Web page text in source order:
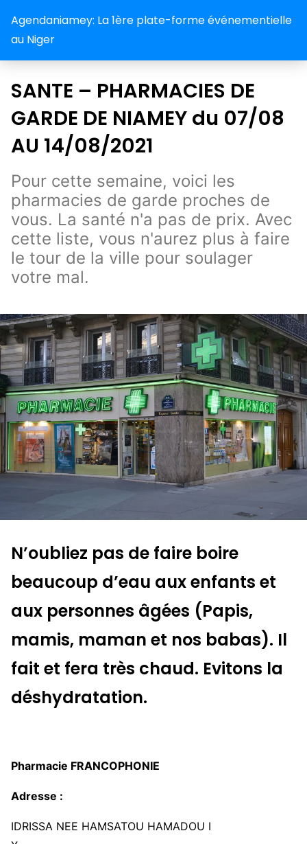
Agendaniamey: La 1ère plate-forme événementielle
au Niger
SANTE – PHARMACIES DE
GARDE DE NIAMEY du 07/08
AU 14/08/2021
Pour cette semaine, voici les
pharmacies de garde proches de
vous. La santé n'a pas de prix. Avec
cette liste, vous n'aurez plus à faire
le tour de la ville pour soulager
votre mal.
N’oubliez pas de faire boire
beaucoup d’eau aux enfants et
aux personnes âgées (Papis,
mamis, maman et nos babas). Il
fait et fera très chaud. Evitons la
déshydratation.
Pharmacie FRANCOPHONIE
Adresse :
IDRISSA NEE HAMSATOU HAMADOU I